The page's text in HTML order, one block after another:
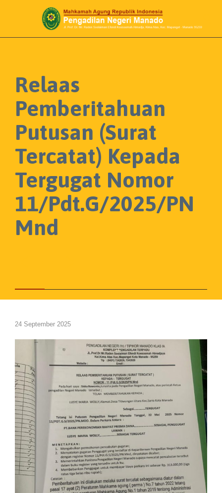
Relaas
Pemberitahuan
Putusan (Surat
Tercatat) Kepada
Tergugat Nomor
11/Pdt.G/2025/PN
Mnd
24 September 2025